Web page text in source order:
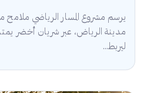
يرسم مشروع المسار الرياضي ملامح
ليربط...